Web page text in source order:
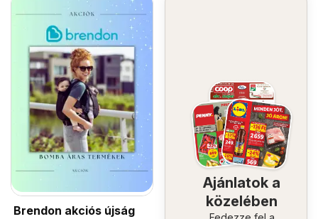
Brendon akciós újság
Ajánlatok a
közelében